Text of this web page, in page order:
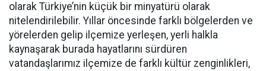
olarak Türkiye’nin küçük bir minyatürü olarak
nitelendirilebilir. Yıllar öncesinde farklı bölgelerden ve
yörelerden gelip ilçemize yerleşen, yerli halkla
kaynaşarak burada hayatlarını sürdüren
vatandaşlarımız ilçemize de farklı kültür zenginlikleri,